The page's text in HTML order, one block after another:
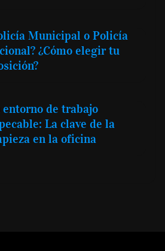
Municipal o Policía
¿Cómo elegir tu
entorno de trabajo
La clave de la
en la oficina